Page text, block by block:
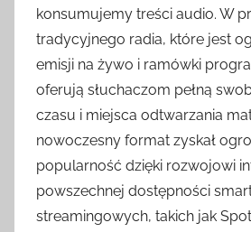
konsumujemy treści audio. W
tradycyjnego radia, które jest
emisji na żywo i ramówki
oferują słuchaczom pełną
czasu i miejsca odtwarzania
nowoczesny format zyskał
popularność dzięki rozwojowi
powszechnej dostępności
streamingowych, takich jak